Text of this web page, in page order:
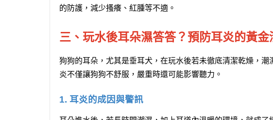
的防護，減少搔癢、紅腫等不適。
三、玩水後耳朵濕答答？預防耳炎的黃金
狗狗的耳朵，尤其是垂耳犬，在玩水後若未徹底清潔乾燥，
炎不僅讓狗狗不舒服，嚴重時還可能影響聽力。
1. 耳炎的成因與警訊